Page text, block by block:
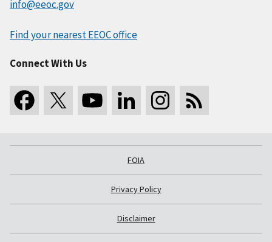
info@eeoc.gov
Find your nearest EEOC office
Connect With Us
FOIA
Privacy Policy
Disclaimer